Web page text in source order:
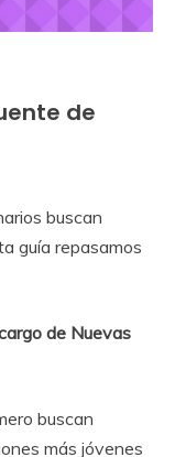
de
buscan
guía repasamos
de Nuevas
buscan
más jóvenes